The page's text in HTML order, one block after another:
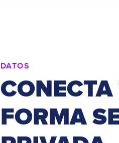
DATOS
FORMA